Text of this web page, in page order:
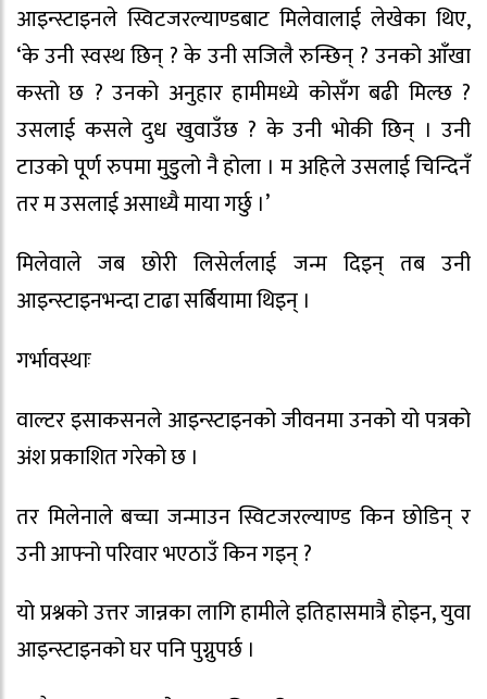
आइन्स्टाइनले स्विटजरल्याण्डबाट मिलेवालाई लेखेका थिए,
‘के उनी स्वस्थ छिन् ? के उनी सजिलै रुन्छिन् ? उनको आँखा
कस्तो छ ? उनको अनुहार हामीमध्ये कोसँग बढी मिल्छ ?
उसलाई कसले दुध खुवाउँछ ? के उनी भोकी छिन् । उनी
टाउको पूर्ण रुपमा मुडुलो नै होला । म अहिले उसलाई चिन्दिनँ
तर म उसलाई असाध्यै माया गर्छु ।’
मिलेवाले जब छोरी लिसेर्ललाई जन्म दिइन् तब उनी
आइन्स्टाइनभन्दा टाढा सर्बियामा थिइन् ।
गर्भावस्थाः
वाल्टर इसाकसनले आइन्स्टाइनको जीवनमा उनको यो पत्रको
अंश प्रकाशित गरेको छ ।
तर मिलेनाले बच्चा जन्माउन स्विटजरल्याण्ड किन छोडिन् र
उनी आफ्नो परिवार भएठाउँ किन गइन् ?
यो प्रश्नको उत्तर जान्नका लागि हामीले इतिहासमात्रै होइन, युवा
आइन्स्टाइनको घर पनि पुग्नुपर्छ ।